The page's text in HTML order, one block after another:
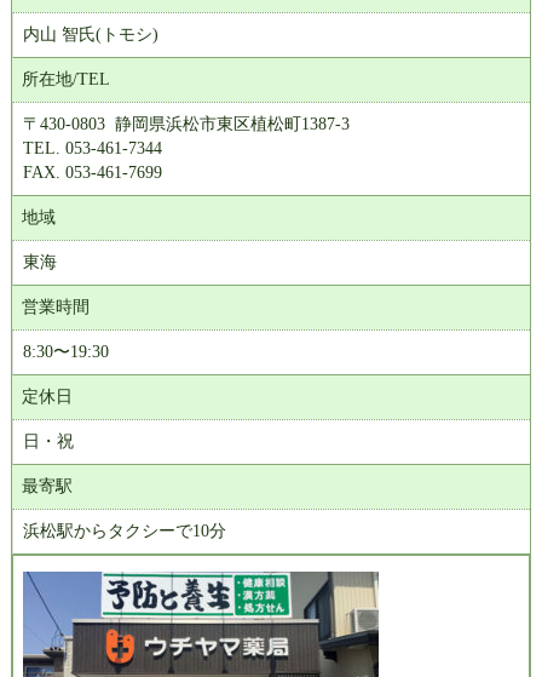
内山 智氏(トモシ)
所在地/TEL
〒430-0803 静岡県浜松市東区植松町1387-3
TEL. 053-461-7344
FAX. 053-461-7699
地域
東海
営業時間
8:30〜19:30
定休日
日・祝
最寄駅
浜松駅からタクシーで10分